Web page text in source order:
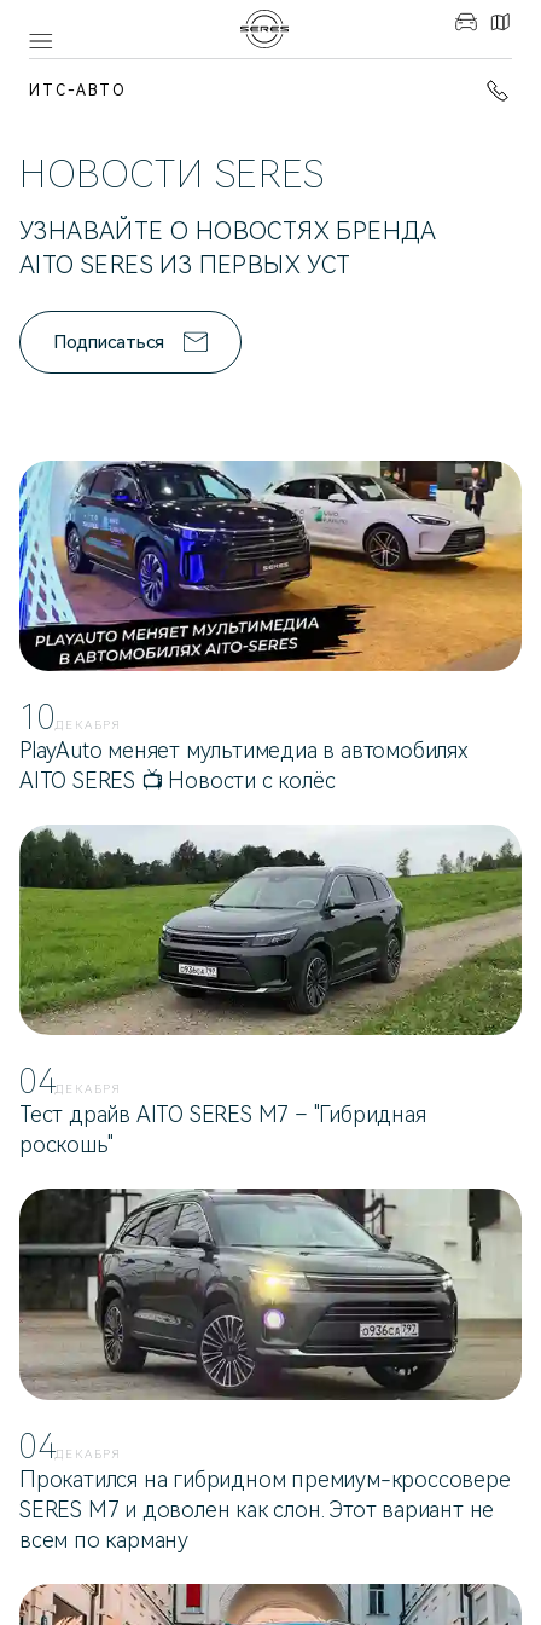
ИТС-АВТО
10ДЕКАБРЯ
PlayAuto меняет мультимедиа в автомобилях
AITO SERES 📺 Новости с колёс
04ДЕКАБРЯ
Тест драйв AITO SERES M7 – "Гибридная
роскошь"
04ДЕКАБРЯ
Прокатился на гибридном премиум-кроссовере
SERES M7 и доволен как слон. Этот вариант не
всем по карману
НОВОСТИ SERES
УЗНАВАЙТЕ О НОВОСТЯХ БРЕНДА
AITO SERES ИЗ ПЕРВЫХ УСТ
Подписаться